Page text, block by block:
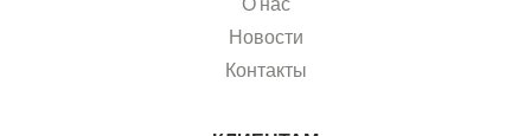
Новости
Контакты